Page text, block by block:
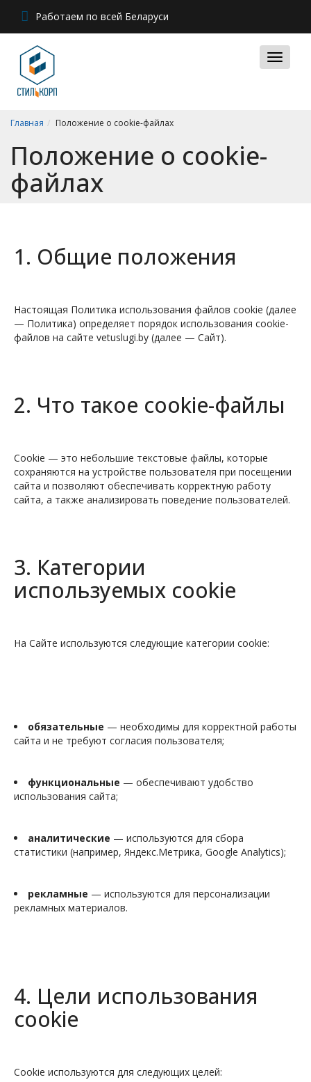
Работаем по всей Беларуси
Главная Положение о cookie-файлах
Положение о cookie-
файлах
1. Общие положения
Настоящая Политика использования файлов cookie (далее
— Политика) определяет порядок использования cookie-
файлов на сайте vetuslugi.by (далее — Сайт).
2. Что такое cookie-файлы
Cookie — это небольшие текстовые файлы, которые
сохраняются на устройстве пользователя при посещении
сайта и позволяют обеспечивать корректную работу
сайта, а также анализировать поведение пользователей.
3. Категории
используемых cookie
На Сайте используются следующие категории cookie:
обязательные — необходимы для корректной работы
сайта и не требуют согласия пользователя;
функциональные — обеспечивают удобство
использования сайта;
аналитические — используются для сбора
статистики (например, Яндекс.Метрика, Google Analytics);
рекламные — используются для персонализации
рекламных материалов.
4. Цели использования
cookie
Cookie используются для следующих целей: